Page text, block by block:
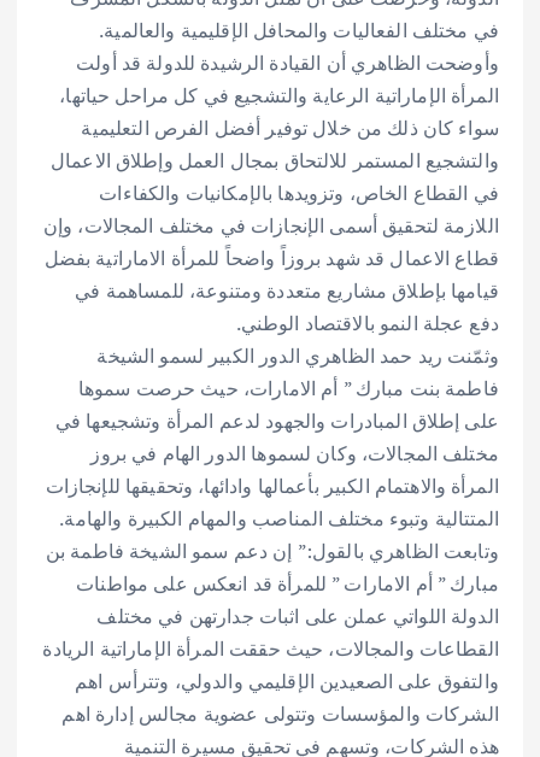
في مختلف الفعاليات والمحافل الإقليمية والعالمية.
وأوضحت الظاهري أن القيادة الرشيدة للدولة قد أولت
المرأة الإماراتية الرعاية والتشجيع في كل مراحل حياتها،
سواء كان ذلك من خلال توفير أفضل الفرص التعليمية
والتشجيع المستمر للالتحاق بمجال العمل وإطلاق الاعمال
في القطاع الخاص، وتزويدها بالإمكانيات والكفاءات
اللازمة لتحقيق أسمى الإنجازات في مختلف المجالات، وإن
قطاع الاعمال قد شهد بروزاً واضحاً للمرأة الاماراتية بفضل
قيامها بإطلاق مشاريع متعددة ومتنوعة، للمساهمة في
دفع عجلة النمو بالاقتصاد الوطني.
وثمّنت ريد حمد الظاهري الدور الكبير لسمو الشيخة
فاطمة بنت مبارك ” أم الامارات، حيث حرصت سموها
على إطلاق المبادرات والجهود لدعم المرأة وتشجيعها في
مختلف المجالات، وكان لسموها الدور الهام في بروز
المرأة والاهتمام الكبير بأعمالها وادائها، وتحقيقها للإنجازات
المتتالية وتبوء مختلف المناصب والمهام الكبيرة والهامة.
وتابعت الظاهري بالقول:” إن دعم سمو الشيخة فاطمة بن
مبارك ” أم الامارات ” للمرأة قد انعكس على مواطنات
الدولة اللواتي عملن على اثبات جدارتهن في مختلف
القطاعات والمجالات، حيث حققت المرأة الإماراتية الريادة
والتفوق على الصعيدين الإقليمي والدولي، وتترأس اهم
الشركات والمؤسسات وتتولى عضوية مجالس إدارة اهم
هذه الشركات، وتسهم في تحقيق مسيرة التنمية